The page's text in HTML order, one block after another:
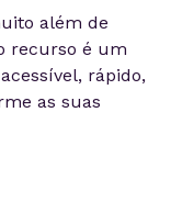
além de
recurso é um
rápido,
as suas